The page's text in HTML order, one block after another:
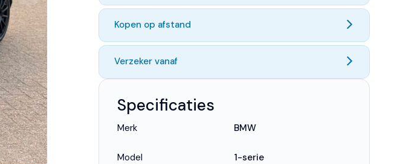
Kopen op afstand
Verzeker vanaf
Specificaties
Merk BMW
Model 1-serie